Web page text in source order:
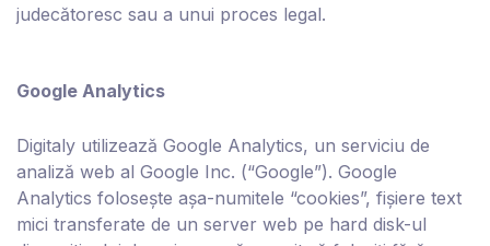
judecătoresc sau a unui proces legal.
Google Analytics
Digitaly utilizează Google Analytics, un serviciu de
analiză web al Google Inc. (“Google”). Google
Analytics folosește așa-numitele “cookies”, fișiere text
mici transferate de un server web pe hard disk-ul